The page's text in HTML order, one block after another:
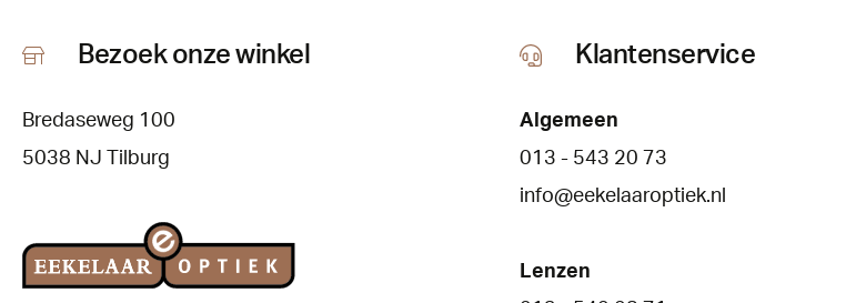
Bezoek onze winkel
Bredaseweg 100
5038 NJ Tilburg
Klantenservice
Algemeen
013 - 543 20 73
info@eekelaaroptiek.nl
Lenzen